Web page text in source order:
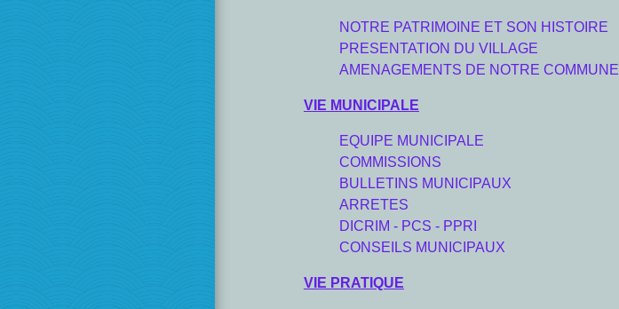
NOTRE PATRIMOINE ET SON HISTOIRE
PRESENTATION DU VILLAGE
AMENAGEMENTS DE NOTRE COMMUNE
VIE MUNICIPALE
EQUIPE MUNICIPALE
COMMISSIONS
BULLETINS MUNICIPAUX
ARRETES
DICRIM - PCS - PPRI
CONSEILS MUNICIPAUX
VIE PRATIQUE